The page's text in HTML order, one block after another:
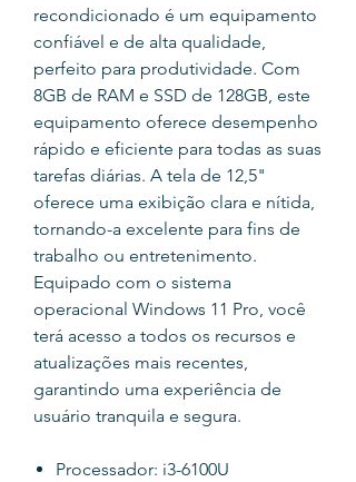
recondicionado é um equipamento
confiável e de alta qualidade,
perfeito para produtividade. Com
8GB de RAM e SSD de 128GB, este
equipamento oferece desempenho
rápido e eficiente para todas as suas
tarefas diárias. A tela de 12,5"
oferece uma exibição clara e nítida,
tornando-a excelente para fins de
trabalho ou entretenimento.
Equipado com o sistema
operacional Windows 11 Pro, você
terá acesso a todos os recursos e
atualizações mais recentes,
garantindo uma experiência de
usuário tranquila e segura.
Processador: i3-6100U